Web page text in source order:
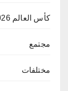
كأس العالم 2026
مجتمع
مختلفات